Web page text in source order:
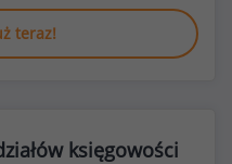
teraz!
księgowości